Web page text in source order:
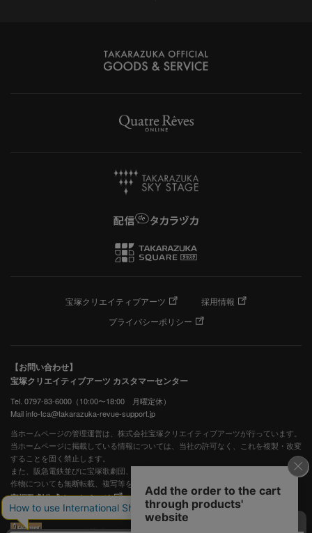
宝塚クリエイティブアーツ
採用情報
プライバシーポリシー
【お問い合わせ】
宝塚クリエイティブアーツ カスタマーセンター
Tel. 0797-83-6000（10:00〜18:00 月曜定休）
Mail info-tca@takarazuka-revue-support.jp
当ホームページの管理運営は、株式会社宝塚クリエイティブアーツが行っています。
当ホームページに掲載している情報については、当社の許可なく、これを複製・改変
することを固く禁止します。
また、阪急電鉄並びに宝塚歌劇団、宝塚クリエイティブアーツの出版物ほか写真等著
作物についても無断転載、複写等を禁じます。
宝塚歌劇公式ホームページ